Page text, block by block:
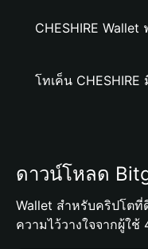
CHESHIRE Wallet
โทเค็น CHESHIRE
ดาวน์โหลด
Wallet สำหรับคริปโต
ความไว้วางใจจากผู้ใ